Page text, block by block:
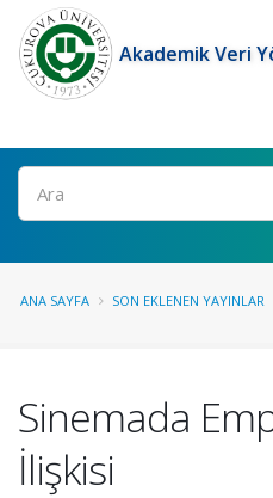
Akademik Veri
Ara
ANA SAYFA SON EKLENEN YAYINLAR
Sinemada
İlişkisi